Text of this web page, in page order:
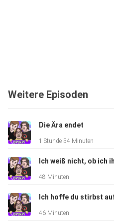
Weitere Episoden
Die Ära endet
1 Stunde 54 Minuten
48 Minuten
46 Minuten